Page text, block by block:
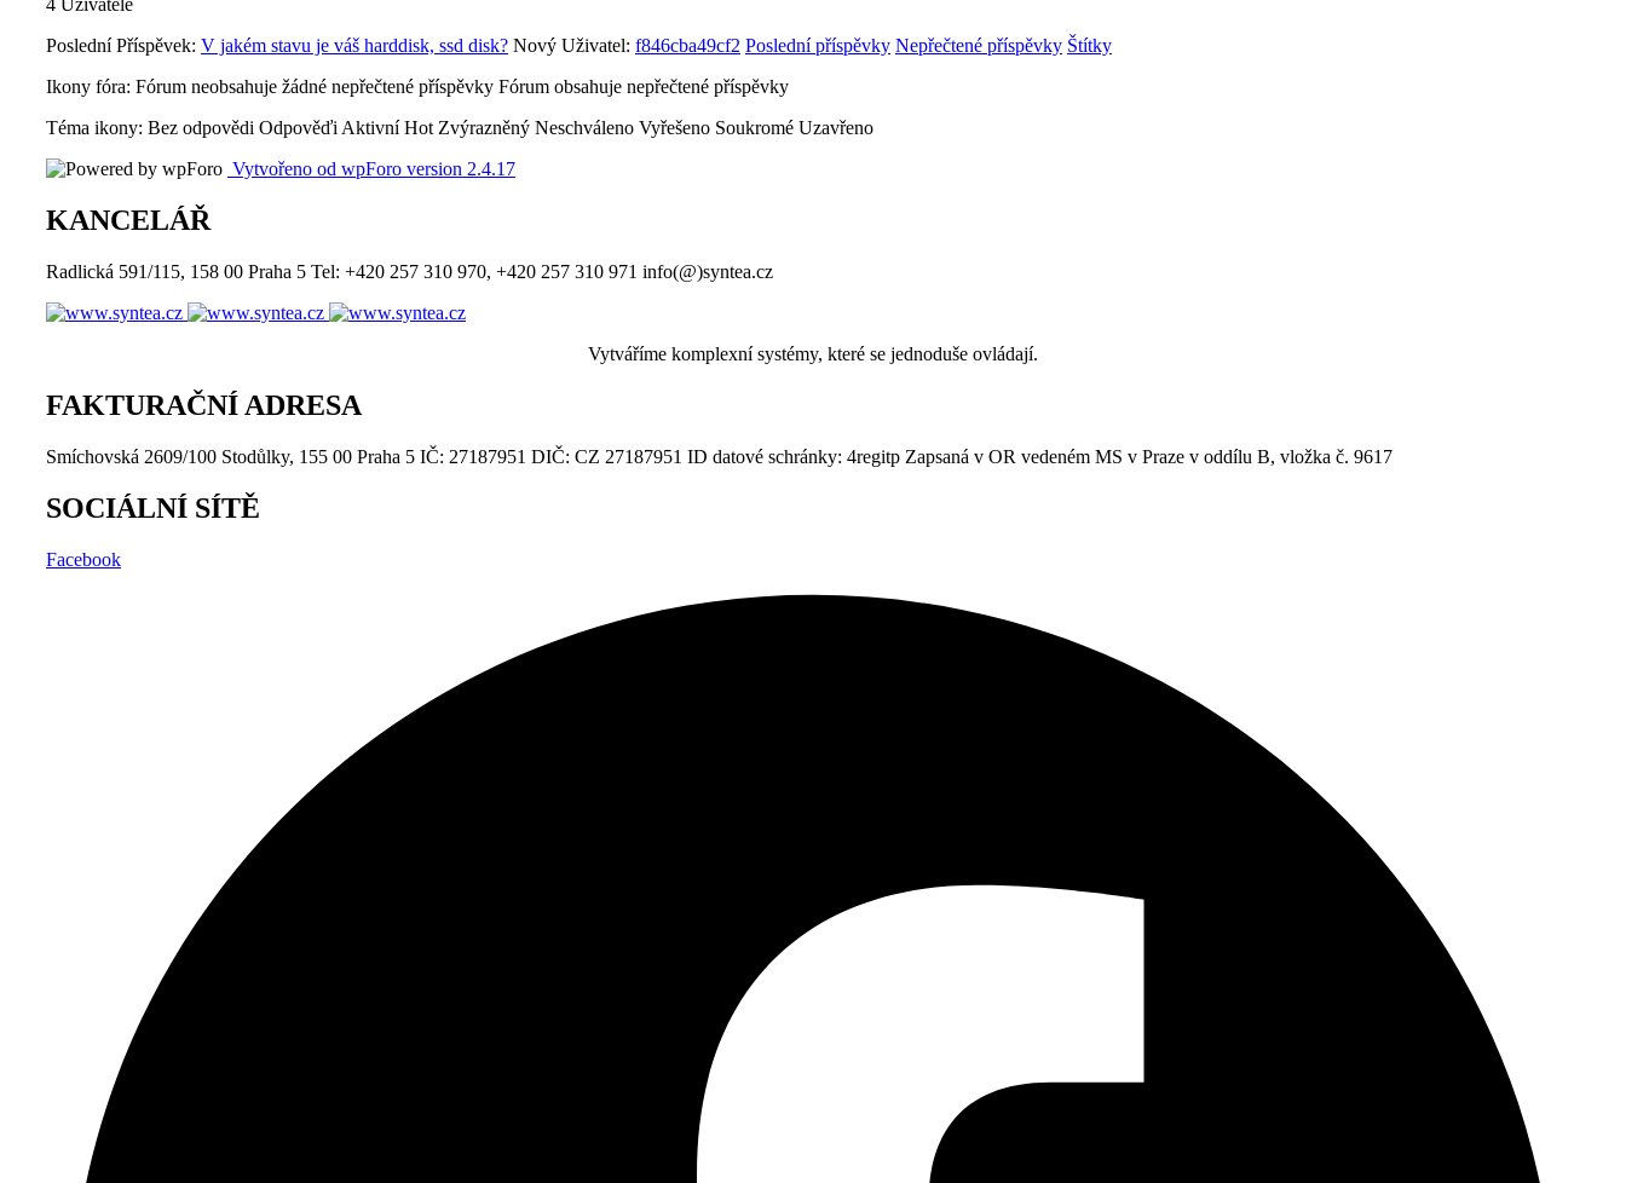
4 Uživatelé
Poslední Příspěvek: V jakém stavu je váš harddisk, ssd disk? Nový Uživatel: f846cba49cf2 Poslední příspěvky Nepřečtené příspěvky Štítky
Ikony fóra: Fórum neobsahuje žádné nepřečtené příspěvky Fórum obsahuje nepřečtené příspěvky
Téma ikony: Bez odpovědi Odpověďi Aktivní Hot Zvýrazněný Neschváleno Vyřešeno Soukromé Uzavřeno
Vytvořeno od wpForo version 2.4.17
KANCELÁŘ
Radlická 591/115, 158 00 Praha 5 Tel: +420 257 310 970, +420 257 310 971 info(@)syntea.cz
Vytváříme komplexní systémy, které se jednoduše ovládají.
FAKTURAČNÍ ADRESA
Smíchovská 2609/100 Stodůlky, 155 00 Praha 5 IČ: 27187951 DIČ: CZ 27187951 ID datové schránky: 4regitp Zapsaná v OR vedeném MS v Praze v oddílu B, vložka č. 9617
SOCIÁLNÍ SÍTĚ
Facebook